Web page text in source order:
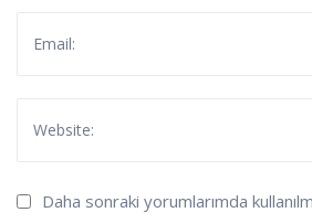
Daha sonraki yorumlarımda